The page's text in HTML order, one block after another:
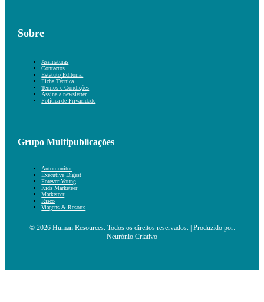
Sobre
Assinaturas
Contactos
Estatuto Editorial
Ficha Técnica
Termos e Condições
Assine a newsletter
Política de Privacidade
Grupo Multipublicações
Automonitor
Executive Digest
Forever Young
Kids Marketeer
Marketeer
Risco
Viagens & Resorts
© 2026 Human Resources. Todos os direitos reservados. | Produzido por:
Neurónio Criativo